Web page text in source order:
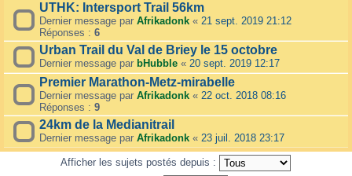
UTHK: Intersport Trail 56km
Dernier message par Afrikadonk « 21 sept. 2019 21:12
Réponses : 6
Urban Trail du Val de Briey le 15 octobre
Dernier message par bHubble « 20 sept. 2019 12:17
Premier Marathon-Metz-mirabelle
Dernier message par Afrikadonk « 22 oct. 2018 08:16
Réponses : 9
24km de la Medianitrail
Dernier message par Afrikadonk « 23 juil. 2018 23:17
Afficher les sujets postés depuis :